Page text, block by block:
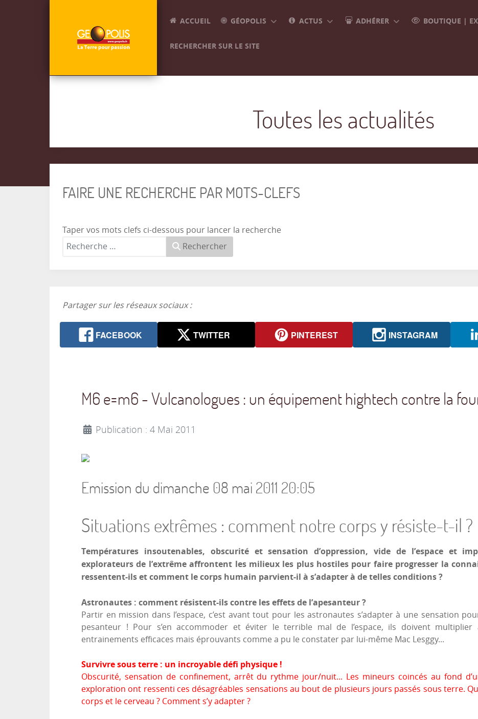
ACCUEIL GÉOPOLIS ACTUS ADHÉRER BOUTIQUE |
RECHERCHER SUR LE SITE
Toutes les actualités
FAIRE UNE RECHERCHE PAR MOTS-CLEFS
Taper vos mots clefs ci-dessous pour lancer la recherche
Rechercher
Partager sur les réseaux sociaux :
FACEBOOK TWITTER PINTEREST INSTAGRAM
M6 e=m6 - Vulcanologues : un équipement hightech contre la
Publication : 4 Mai 2011
Emission du dimanche 08 mai 2011 20:05
Situations extrêmes : comment notre corps y résiste-t-il ?
Températures insoutenables, obscurité et sensation d’oppression, vide de l’espace et
explorateurs de l’extrême affrontent les milieux les plus hostiles pour faire progresser la
ressentent-ils et comment le corps humain parvient-il à s’adapter à de telles conditions ?
Astronautes : comment résistent-ils contre les effets de l’apesanteur ?
Partir en mission dans l’espace, c’est avant tout pour les astronautes s’adapter à une sensation
pesanteur ! Pour s’en accommoder et éviter le terrible mal de l’espace, ils doivent
entrainements efficaces mais éprouvants comme a pu le constater par lui-même Mac Lesggy...
Survivre sous terre : un incroyable défi physique !
Obscurité, sensation de confinement, arrêt du rythme jour/nuit... Les mineurs coincés au fond
exploration ont ressenti ces désagréables sensations au bout de plusieurs jours passés sous terre.
corps et le cerveau ? Comment s’y adapter ?